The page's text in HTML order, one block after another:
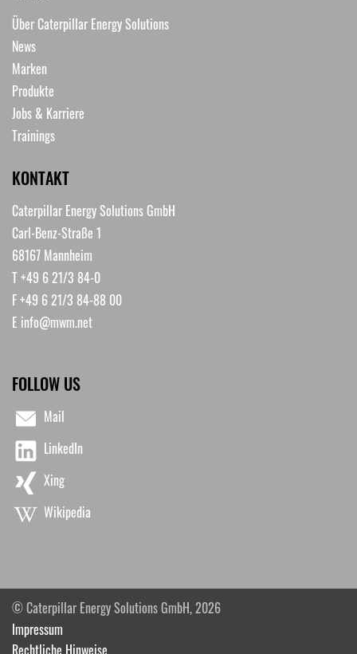
Über Caterpillar Energy Solutions
News
Marken
Produkte
Jobs & Karriere
Trainings
KONTAKT
Caterpillar Energy Solutions GmbH
Carl-Benz-Straße 1
68167 Mannheim
T +49 6 21/3 84-0
F +49 6 21/3 84-88 00
E info@mwm.net
FOLLOW US
Mail
LinkedIn
Xing
Wikipedia
© Caterpillar Energy Solutions GmbH, 2026
Impressum